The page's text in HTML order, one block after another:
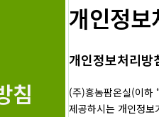
침
개인정보
개인정보처리방
(주)흥농팜온실(이하
제공하시는 개인정